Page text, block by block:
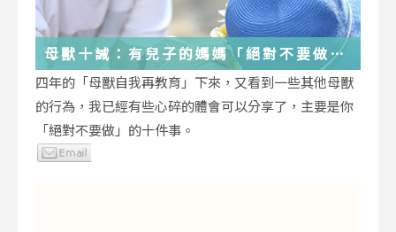
母獸十誡：有兒子的媽媽「絕對不要做」
的十件事
四年的「母獸自我再教育」下來，又看到一些其他母獸
的行為，我已經有些心碎的體會可以分享了，主要是你
「絕對不要做」的十件事。